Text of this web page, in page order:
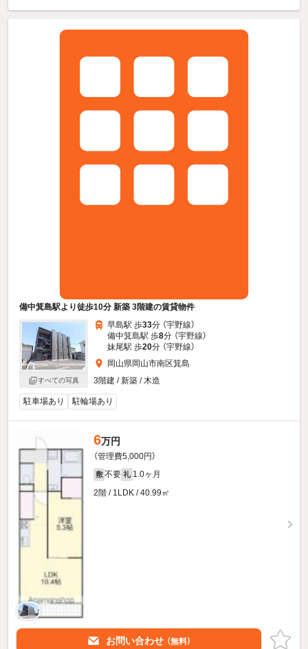
備中箕島駅より徒歩10分 新築 3階建の賃貸物件
すべての写真
早島駅 歩33分 （宇野線）
備中箕島駅 歩8分 （宇野線）
妹尾駅 歩20分 （宇野線）
岡山県岡山市南区箕島
3階建 / 新築 / 木造
駐車場あり 駐輪場あり
6万円
（管理費5,000円）
敷 不要 礼 1.0ヶ月
2階 / 1LDK / 40.99㎡
お問い合わせ （無料）